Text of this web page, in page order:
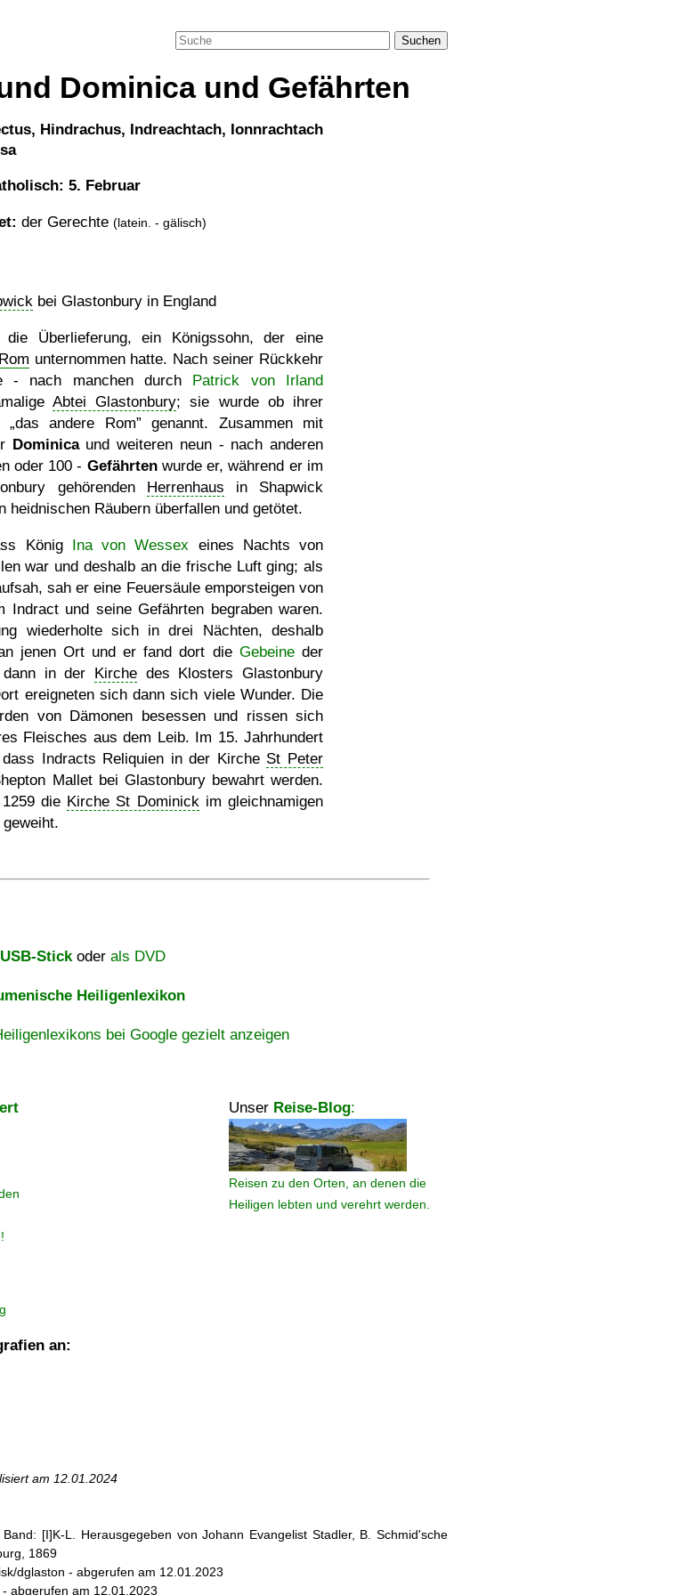
Suchen
Dominica und Gefährten
Hindrachus, Indreachtach, Ionnrachtach
5. Februar
der Gerechte (latein. - gälisch)
bei Glastonbury in England
Überlieferung, ein Königssohn, der eine
Rom unternommen hatte. Nach seiner Rückkehr
- nach manchen durch Patrick von Irland
Abtei Glastonbury; sie wurde ob ihrer
das andere Rom
genannt. Zusammen mit
Dominicaund weiteren neun - nach anderen
oder 100 - Gefährtenwurde er, während er im
gehörenden Herrenhaus in Shapwick
heidnischen Räubern überfallen und getötet.
König Ina von Wessex eines Nachts von
war und deshalb an die frische Luft ging; als
sah er eine Feuersäule emporsteigen von
Indract und seine Gefährten begraben waren.
wiederholte sich in drei Nächten, deshalb
jenen Ort und er fand dort die Gebeineder
in der Kirche des Klosters Glastonbury
ereigneten sich dann sich viele Wunder. Die
von Dämonen besessen und rissen sich
Fleisches aus dem Leib. Im 15. Jahrhundert
Indracts Reliquien in der Kirche St Peter
Mallet bei Glastonbury bewahrt werden.
die Kirche St Dominickim gleichnamigen
Stickoder als DVD
Heiligenlexikon
bei Google gezielt anzeigen
Unser Reise-Blog:
Reisen zu den Orten, an denen die
Heiligen lebten und verehrt werden.
an:
am 12.01.2024
[I]K-L. Herausgegeben von Johann Evangelist Stadler, B. Schmid'sche
1869
dglaston - abgerufen am 12.01.2023
abgerufen am 12.01.2023